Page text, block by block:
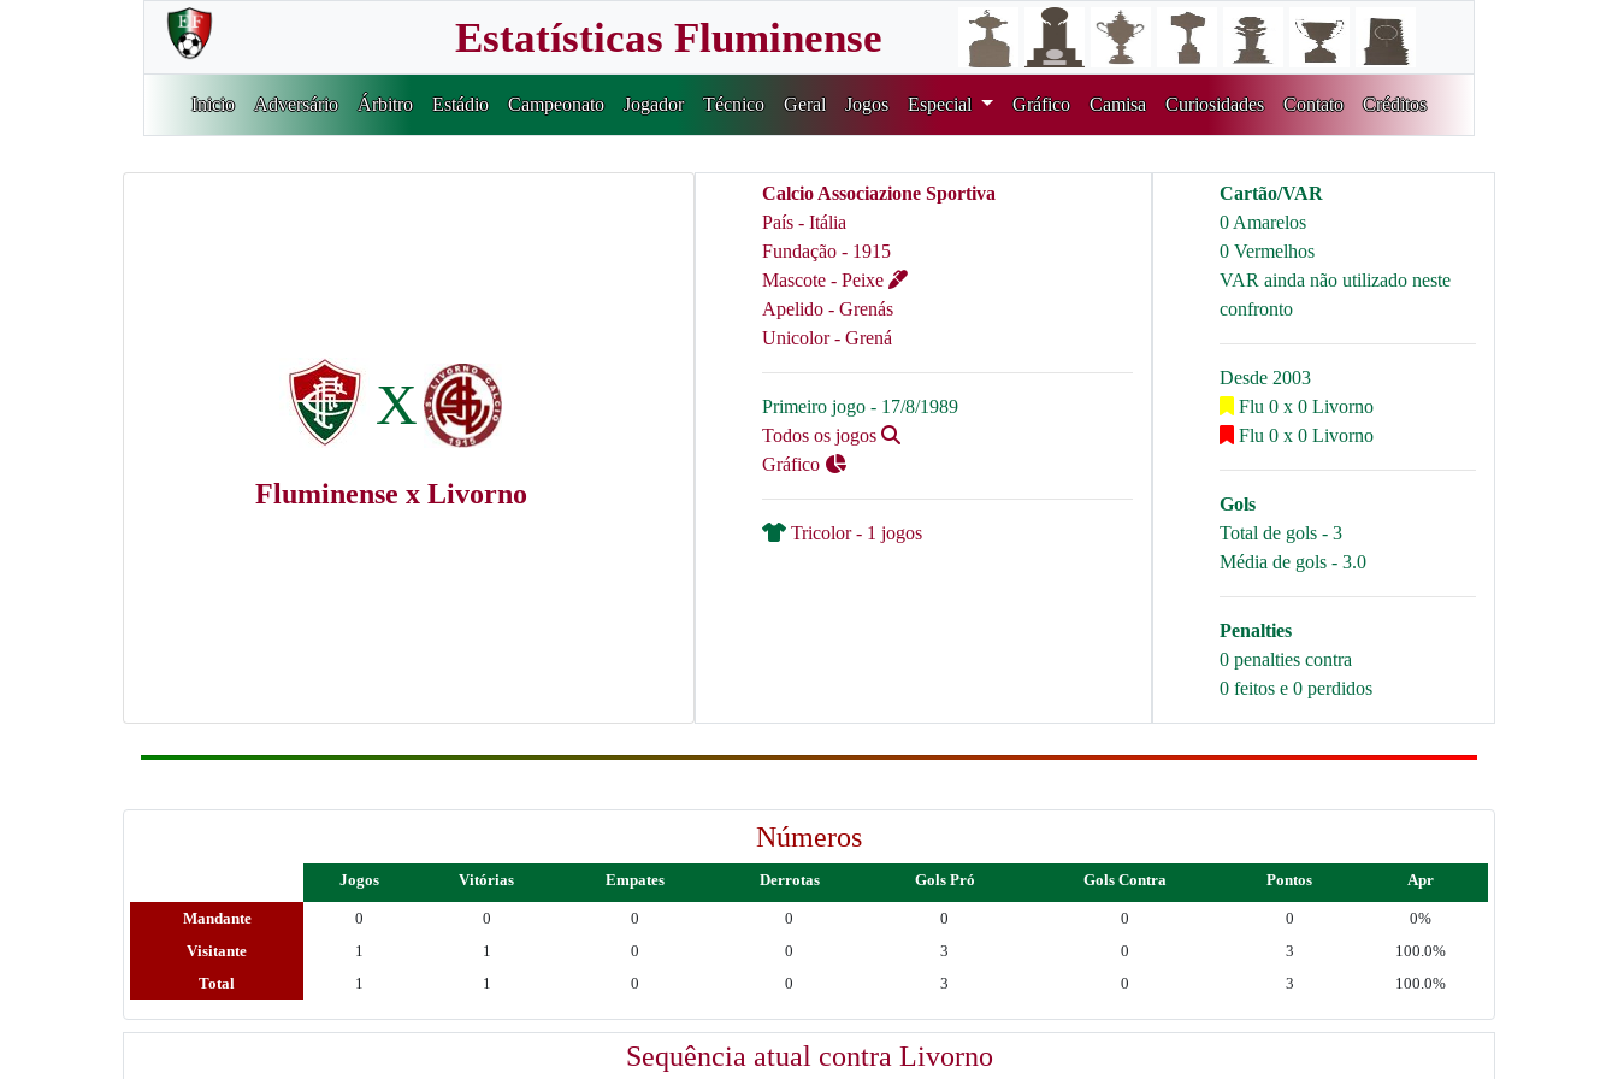
Estatísticas Fluminense
Inicio Adversário Árbitro Estádio Campeonato Jogador Técnico Geral Jogos Especial Gráfico Camisa Curiosidades Contato Créditos
X
Fluminense x Livorno
Calcio Associazione Sportiva
País - Itália
Fundação - 1915
Mascote - Peixe
Apelido - Grenás
Unicolor - Grená
Primeiro jogo - 17/8/1989
Todos os jogos
Gráfico
Tricolor - 1 jogos
Cartão/VAR
0 Amarelos
0 Vermelhos
VAR ainda não utilizado neste
confronto
Desde 2003
Flu 0 x 0 Livorno
Flu 0 x 0 Livorno
Gols
Total de gols - 3
Média de gols - 3.0
Penalties
0 penalties contra
0 feitos e 0 perdidos
Números
Jogos Vitórias Empates Derrotas Gols Pró Gols Contra Pontos Apr
Mandante 0 0 0 0 0 0 0
0%
Visitante
1 1 0 0 3 0 3
100.0%
Total
1 1 0 0 3 0 3 100.0%
Sequência atual contra Livorno